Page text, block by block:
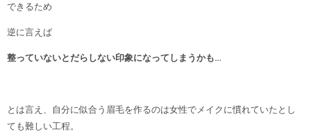
できるため
逆に言えば
整っていないとだらしない印象になってしまうかも…
とは言え、自分に似合う眉毛を作るのは女性でメイクに慣れていたとし
ても難しい工程。